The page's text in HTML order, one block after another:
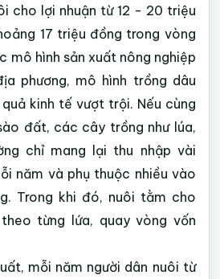
cho lợi nhuận từ 12 - 20 triệu
17 triệu đồng trong vòng
mô hình sản xuất nông nghiệp
phương, mô hình trồng dâu
kinh tế vượt trội. Nếu cùng
đất, các cây trồng như lúa,
chỉ mang lại thu nhập vài
năm và phụ thuộc nhiều vào
Trong khi đó, nuôi tằm cho
từng lứa, quay vòng vốn
mỗi năm người dân nuôi từ